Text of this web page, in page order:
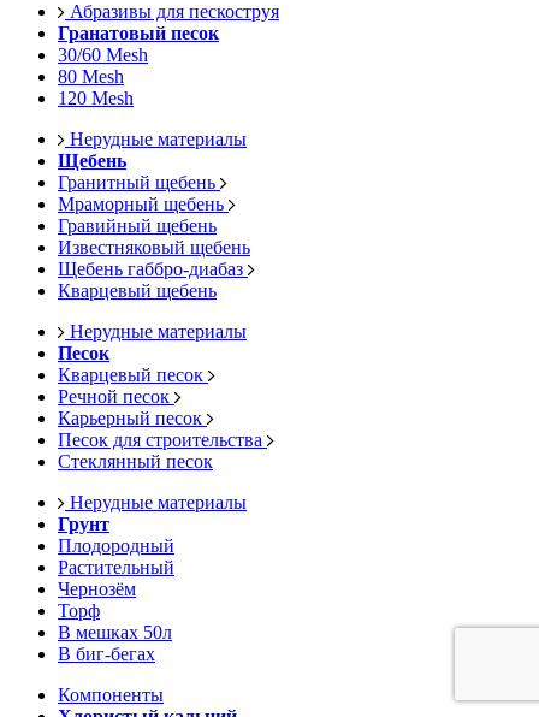
Абразивы для пескоструя
Гранатовый песок
30/60 Mesh
80 Mesh
120 Mesh
Нерудные материалы
Щебень
Гранитный щебень
Мраморный щебень
Гравийный щебень
Известняковый щебень
Щебень габбро-диабаз
Кварцевый щебень
Нерудные материалы
Песок
Кварцевый песок
Речной песок
Карьерный песок
Песок для строительства
Стеклянный песок
Нерудные материалы
Грунт
Плодородный
Растительный
Чернозём
Торф
В мешках 50л
В биг-бегах
Компоненты